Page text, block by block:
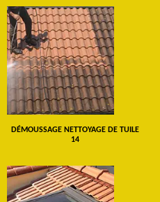
DÉMOUSSAGE NETTOYAGE DE TUILE
14